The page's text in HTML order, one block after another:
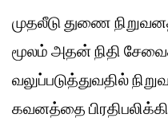
முதலீடு துணை
மூலம் அதன் நிதி
வலுப்படுத்துவதில்
கவனத்தை